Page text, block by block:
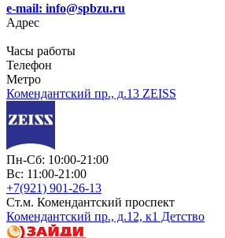
e-mail: info@spbzu.ru
Адрес
Часы работы
Телефон
Метро
Комендантский пр., д.13 ZEISS
Пн-Сб: 10:00-21:00
Вс: 11:00-21:00
+7(921) 901-26-13
Ст.м. Комендантский проспект
Комендантский пр., д.12, к1 Детство